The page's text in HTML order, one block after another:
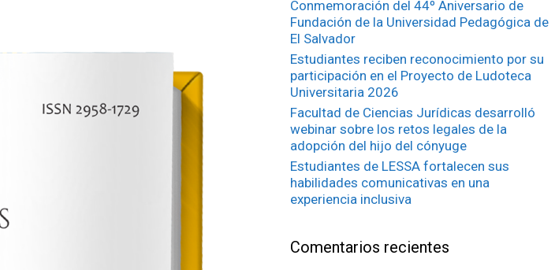
Conmemoración del 44º Aniversario de
Fundación de la Universidad Pedagógica de
El Salvador
Estudiantes reciben reconocimiento por su
participación en el Proyecto de Ludoteca
Universitaria 2026
Facultad de Ciencias Jurídicas desarrolló
webinar sobre los retos legales de la
adopción del hijo del cónyuge
Estudiantes de LESSA fortalecen sus
habilidades comunicativas en una
experiencia inclusiva
Comentarios recientes